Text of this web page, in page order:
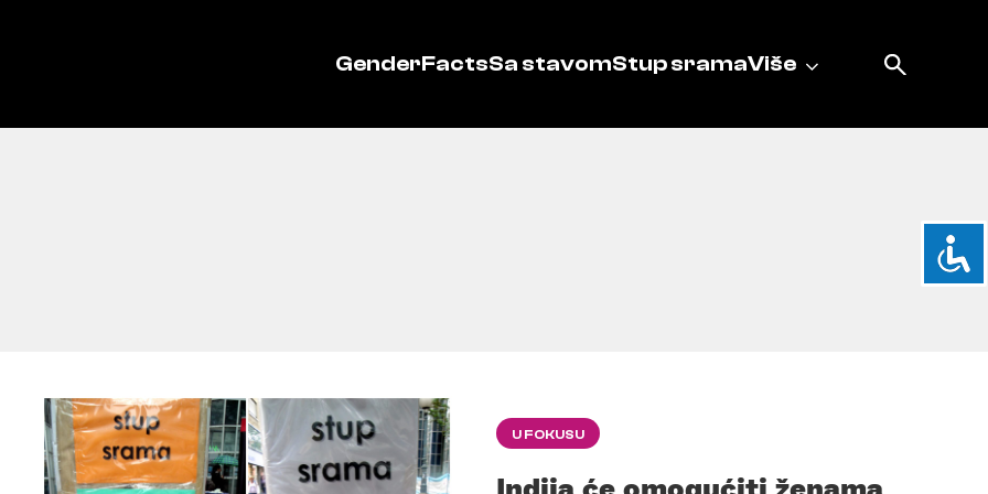
GenderFactsSa stavomStup sramaViše
U FOKUSU